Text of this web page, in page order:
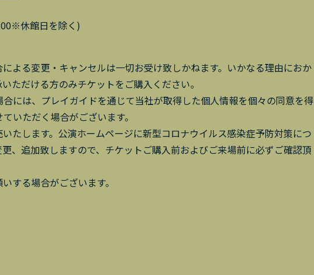
休館日を除く)
よる変更・キャンセルは一切お受け致しかねます。いかなる理由におか
ただける方のみチケットをご購入ください。
には、プレイガイドを通じて当社が取得した個人情報を個々の同意を得
いただく場合がございます。
たします。公演ホームページに新型コロナウイルス感染症予防対策につ
、追加致しますので、チケットご購入前およびご来場前に必ずご確認頂
する場合がございます。